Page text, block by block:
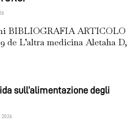
BIBLIOGRAFIA ARTICOLO
de L’altra medicina Aletaha D,
sull’alimentazione degli
2026